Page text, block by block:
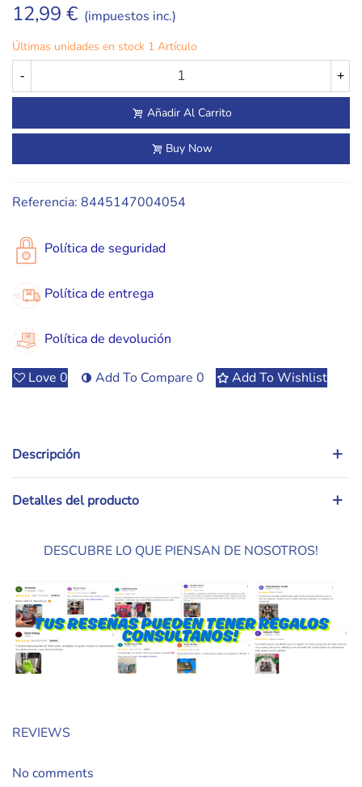
12,99 € (impuestos inc.)
Últimas unidades en stock 1 Artículo
- +
Añadir Al Carrito
Buy Now
Referencia: 8445147004054
Política de seguridad
Política de entrega
Política de devolución
Love 0 Add To Compare 0 Add To Wishlist
Descripción
Detalles del producto
DESCUBRE LO QUE PIENSAN DE NOSOTROS!
REVIEWS
No comments